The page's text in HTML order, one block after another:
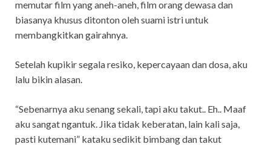
memutar film yang aneh-aneh, film orang dewasa dan
biasanya khusus ditonton oleh suami istri untuk
membangkitkan gairahnya.
Setelah kupikir segala resiko, kepercayaan dan dosa, aku
lalu bikin alasan.
“Sebenarnya aku senang sekali, tapi aku takut.. Eh.. Maaf
aku sangat ngantuk. Jika tidak keberatan, lain kali saja,
pasti kutemani” kataku sedikit bimbang dan takut